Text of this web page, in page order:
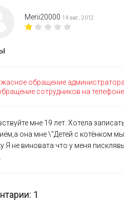
Merii20000 14 авг, 2012
обращение
сотрудников на
мне 19 лет. Хотела
она мне \"Детей с котёнком
не виновата что у меня
1